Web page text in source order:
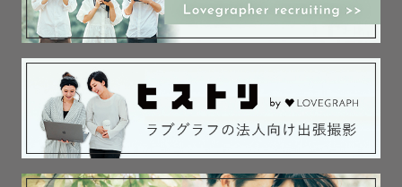
事前に撮影に関するご相談などございますので、産前のご
予約をおすすめしております。
🏠お家フォト、おすすめです🏠
普段何気なく過ごしているお家で、日常を、特別な日を、
お撮りしませんか？
数年後に、あ〜これ好きだったおもちゃだね！このぬいぐ